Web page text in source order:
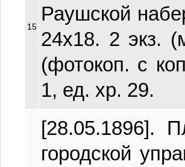
15
Раушской
24х18. 2 экз.
(фотокоп. с
1, ед. хр. 29.
[28.05.1896].
городской